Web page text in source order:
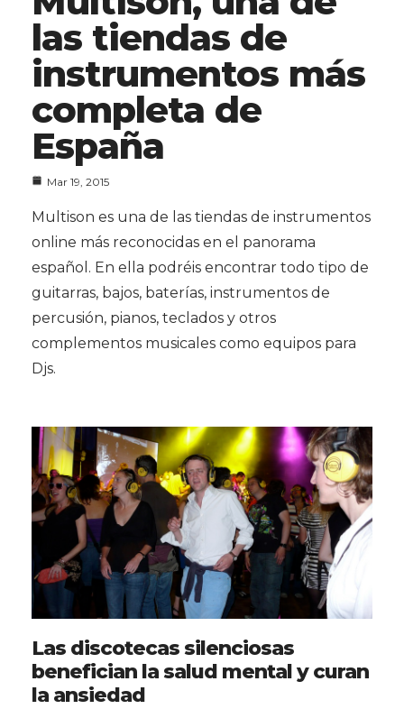
las tiendas de
instrumentos más
completa de
España
Mar 19, 2015
Multison es una de las tiendas de instrumentos
online más reconocidas en el panorama
español. En ella podréis encontrar todo tipo de
guitarras, bajos, baterías, instrumentos de
percusión, pianos, teclados y otros
complementos musicales como equipos para
Djs.
Las discotecas silenciosas
benefician la salud mental y curan
la ansiedad